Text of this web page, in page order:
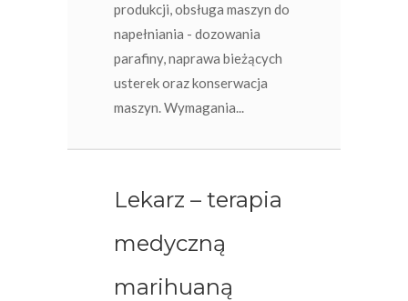
produkcji, obsługa maszyn do
napełniania - dozowania
parafiny, naprawa bieżących
usterek oraz konserwacja
maszyn. Wymagania...
Lekarz – terapia
medyczną
marihuaną